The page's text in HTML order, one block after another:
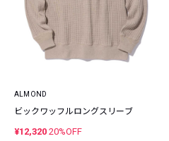
ALMOND
ビックワッフルロングスリーブ
¥12,320 20%OFF